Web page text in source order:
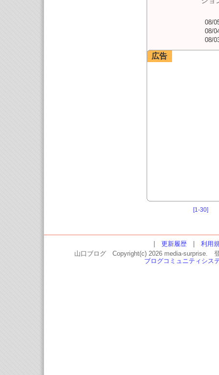
08/
08/
08/
広告
[1-30]
更新履歴| 利用
山口ブログ Copyright(c) 2026 media-surprise.
ブログコミュニティシ